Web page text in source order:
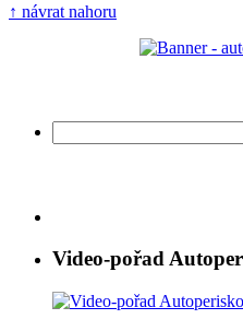
↑ návrat nahoru
Video-pořad